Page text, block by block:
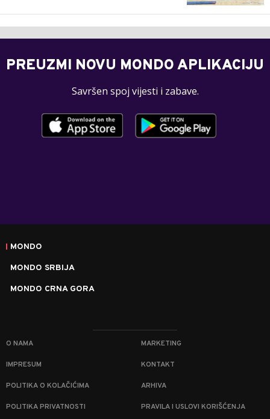
PREUZMI NOVU MONDO APLIKACIJU
Savršen spoj vijesti i zabave.
MONDO
MONDO SRBIJA
MONDO CRNA GORA
O NAMA MARKETING
IMPRESUM KONTAKT
POLITIKA O KOLAČIĆIMA ARHIVA
POLITIKA PRIVATNOSTI PRAVILA I USLOVI KORIŠĆENJA